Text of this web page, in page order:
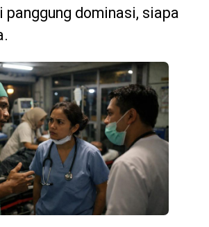
panggung dominasi, siapa